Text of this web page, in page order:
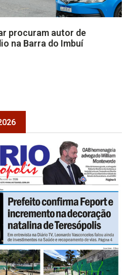
procuram autor de
na Barra do Imbuí